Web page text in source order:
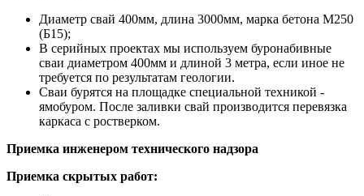
Диаметр свай 400мм, длина 3000мм, марка бетона М250
(Б15);
В серийных проектах мы используем буронабивные
сваи диаметром 400мм и длиной 3 метра, если иное не
требуется по результатам геологии.
Сваи бурятся на площадке специальной техникой -
ямобуром. После заливки свай производится перевязка
каркаса с ростверком.
Приемка инженером технического надзора
Приемка скрытых работ: